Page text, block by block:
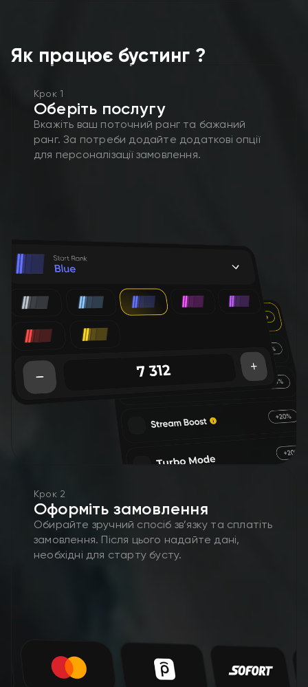
Як працює бустинг ?
Крок 1
Оберіть послугу
Вкажіть ваш поточний ранг та бажаний
ранг. За потреби додайте додаткові опції
для персоналізації замовлення.
Крок 2
Оформіть замовлення
Обирайте зручний спосіб зв’язку та сплатіть
замовлення. Після цього надайте дані,
необхідні для старту бусту.